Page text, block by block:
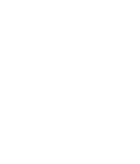
Clay